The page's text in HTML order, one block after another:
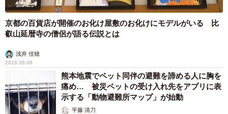
京都の百貨店が開催のお化け屋敷のお化けにモデルがいる 比
叡山延暦寺の僧侶が語る伝説とは
浅井 佳穂
2026.08.08
熊本地震でペット同伴の避難を諦める人に胸を
痛め… 被災ペットの受け入れ先をアプリに表
示する「動物避難所マップ」が始動
平藤 清刀